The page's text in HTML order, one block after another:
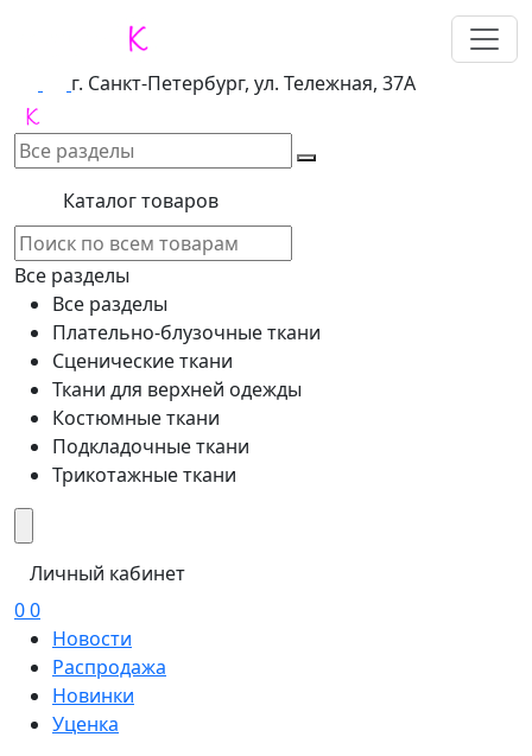
г. Санкт-Петербург, ул. Тележная, 37А
Каталог товаров
Все разделы
Все разделы
Плательно-блузочные ткани
Сценические ткани
Ткани для верхней одежды
Костюмные ткани
Подкладочные ткани
Трикотажные ткани
Личный кабинет
00
Новости
Распродажа
Новинки
Уценка